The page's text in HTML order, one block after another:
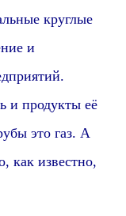
круглые
и
и продукты её
это газ. А
как известно,